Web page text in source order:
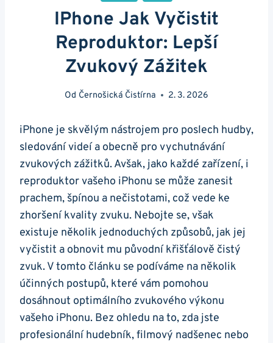
IPhone Jak Vyčistit
Reproduktor: Lepší
Zvukový Zážitek
Od Černošická Čistírna 2. 3. 2026
iPhone je skvělým nástrojem pro poslech hudby,
sledování videí a obecně pro vychutnávání
zvukových zážitků. Avšak, jako každé zařízení, i
reproduktor vašeho iPhonu se může zanesit
prachem, špínou a nečistotami, což vede ke
zhoršení kvality zvuku. Nebojte se, však
existuje několik jednoduchých způsobů, jak jej
vyčistit a obnovit mu původní křišťálově čistý
zvuk. V tomto článku se podíváme na několik
účinných postupů, které vám pomohou
dosáhnout optimálního zvukového výkonu
vašeho iPhonu. Bez ohledu na to, zda jste
profesionální hudebník, filmový nadšenec nebo